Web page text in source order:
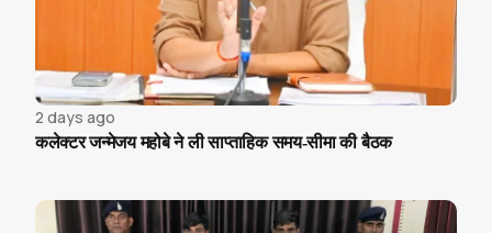
2 days ago
कलेक्टर जन्मेजय महोबे ने ली साप्ताहिक समय-सीमा की बैठक